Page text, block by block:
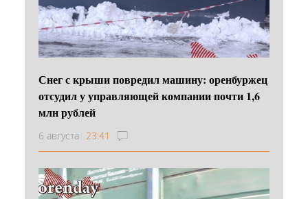
Снег с крыши повредил машину: оренбуржец
отсудил у управляющей компании почти 1,6
млн рублей
6 августа 23:41